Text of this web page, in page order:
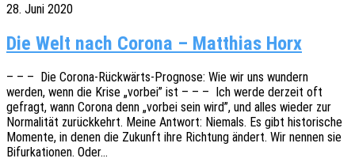
28. Juni 2020
Die Welt nach Corona – Matthias Horx
– – – Die Corona-Rück­­wärts-Progno­­se: Wie wir uns wundern
werden, wenn die Krise „vorbei” ist – – – Ich werde derzeit oft
gefragt, wann Corona denn „vorbei sein wird”, und alles wieder zur
Norma­li­tät zurück­kehrt. Meine Antwort: Niemals. Es gibt histo­ri­sche
Momen­te, in denen die Zukunft ihre Rich­tung ändert. Wir nennen sie
Bifur­ka­tio­nen. Oder…